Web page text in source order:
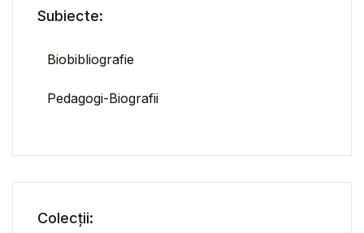
Subiecte:
Biobibliografie
Pedagogi-Biografii
Colecții: